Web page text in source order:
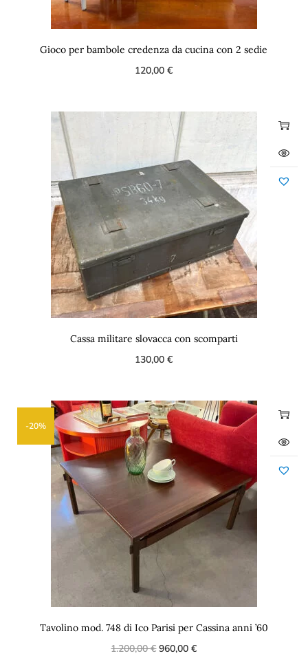
Gioco per bambole credenza da cucina con 2 sedie
120,00€
Cassa militare slovacca con scomparti
130,00€
-20%
Tavolino mod. 748 di Ico Parisi per Cassina anni ’60
1.200,00€ 960,00€